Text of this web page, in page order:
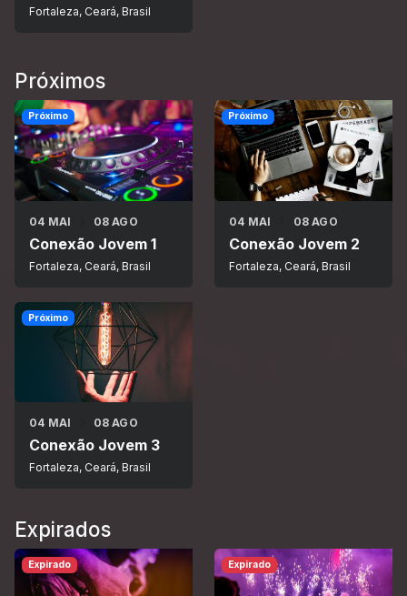
Fortaleza, Ceará, Brasil
Próximos
04 MAI 08 AGO
Conexão Jovem 1
Fortaleza, Ceará, Brasil
Próximo
04 MAI 08 AGO
Conexão Jovem 2
Fortaleza, Ceará, Brasil
Próximo
04 MAI 08 AGO
Conexão Jovem 3
Fortaleza, Ceará, Brasil
Próximo
Expirados
Expirado Expirado